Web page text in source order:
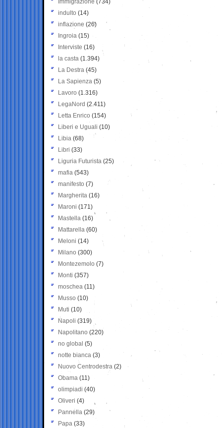
Immigrazione (734)
indulto (14)
inflazione (26)
Ingroia (15)
Interviste (16)
la casta (1.394)
La Destra (45)
La Sapienza (5)
Lavoro (1.316)
LegaNord (2.411)
Letta Enrico (154)
Liberi e Uguali (10)
Libia (68)
Libri (33)
Liguria Futurista (25)
mafia (543)
manifesto (7)
Margherita (16)
Maroni (171)
Mastella (16)
Mattarella (60)
Meloni (14)
Milano (300)
Montezemolo (7)
Monti (357)
moschea (11)
Musso (10)
Muti (10)
Napoli (319)
Napolitano (220)
no global (5)
notte bianca (3)
Nuovo Centrodestra (2)
Obama (11)
olimpiadi (40)
Oliveri (4)
Pannella (29)
Papa (33)